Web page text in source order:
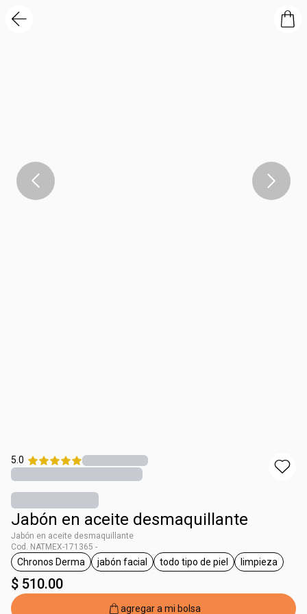
5.0
Jabón en aceite desmaquillante
Jabón en aceite desmaquillante
Cod. NATMEX-171365 -
etiqueta Chronos Derma
Chronos Derma
etiqueta jabón facial
jabón facial
etiqueta todo tipo de piel
todo tipo de piel
etiqueta
limpieza
$ 510.00
agregar a mi bolsa